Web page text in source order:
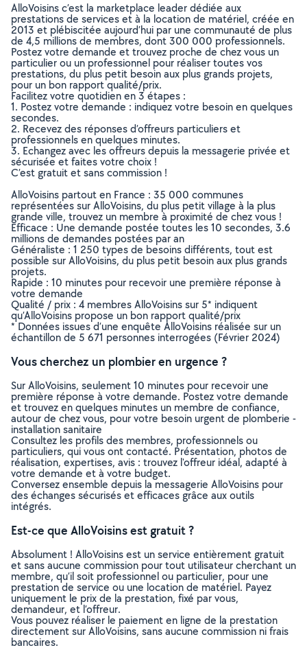
AlloVoisins c’est la marketplace leader dédiée aux
prestations de services et à la location de matériel, créée en
2013 et plébiscitée aujourd’hui par une communauté de plus
de 4,5 millions de membres, dont 300 000 professionnels.
Postez votre demande et trouvez proche de chez vous un
particulier ou un professionnel pour réaliser toutes vos
prestations, du plus petit besoin aux plus grands projets,
pour un bon rapport qualité/prix.
Facilitez votre quotidien en 3 étapes :
1. Postez votre demande : indiquez votre besoin en quelques
secondes.
2. Recevez des réponses d’offreurs particuliers et
professionnels en quelques minutes.
3. Echangez avec les offreurs depuis la messagerie privée et
sécurisée et faites votre choix !
C’est gratuit et sans commission !
AlloVoisins partout en France : 35 000 communes
représentées sur AlloVoisins, du plus petit village à la plus
grande ville, trouvez un membre à proximité de chez vous !
Efficace : Une demande postée toutes les 10 secondes, 3.6
millions de demandes postées par an
Généraliste : 1 250 types de besoins différents, tout est
possible sur AlloVoisins, du plus petit besoin aux plus grands
projets.
Rapide : 10 minutes pour recevoir une première réponse à
votre demande
Qualité / prix : 4 membres AlloVoisins sur 5* indiquent
qu’AlloVoisins propose un bon rapport qualité/prix
* Données issues d’une enquête AlloVoisins réalisée sur un
échantillon de 5 671 personnes interrogées (Février 2024)
Vous cherchez un plombier en urgence ?
Sur AlloVoisins, seulement 10 minutes pour recevoir une
première réponse à votre demande. Postez votre demande
et trouvez en quelques minutes un membre de confiance,
autour de chez vous, pour votre besoin urgent de plomberie -
installation sanitaire
Consultez les profils des membres, professionnels ou
particuliers, qui vous ont contacté. Présentation, photos de
réalisation, expertises, avis : trouvez l'offreur idéal, adapté à
votre demande et à votre budget.
Conversez ensemble depuis la messagerie AlloVoisins pour
des échanges sécurisés et efficaces grâce aux outils
intégrés.
Est-ce que AlloVoisins est gratuit ?
Absolument ! AlloVoisins est un service entièrement gratuit
et sans aucune commission pour tout utilisateur cherchant un
membre, qu’il soit professionnel ou particulier, pour une
prestation de service ou une location de matériel. Payez
uniquement le prix de la prestation, fixé par vous,
demandeur, et l’offreur.
Vous pouvez réaliser le paiement en ligne de la prestation
directement sur AlloVoisins, sans aucune commission ni frais
bancaires.